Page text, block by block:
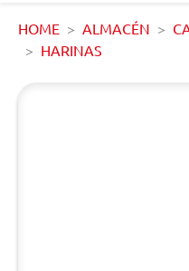
HOME ALMACÉN
HARINAS